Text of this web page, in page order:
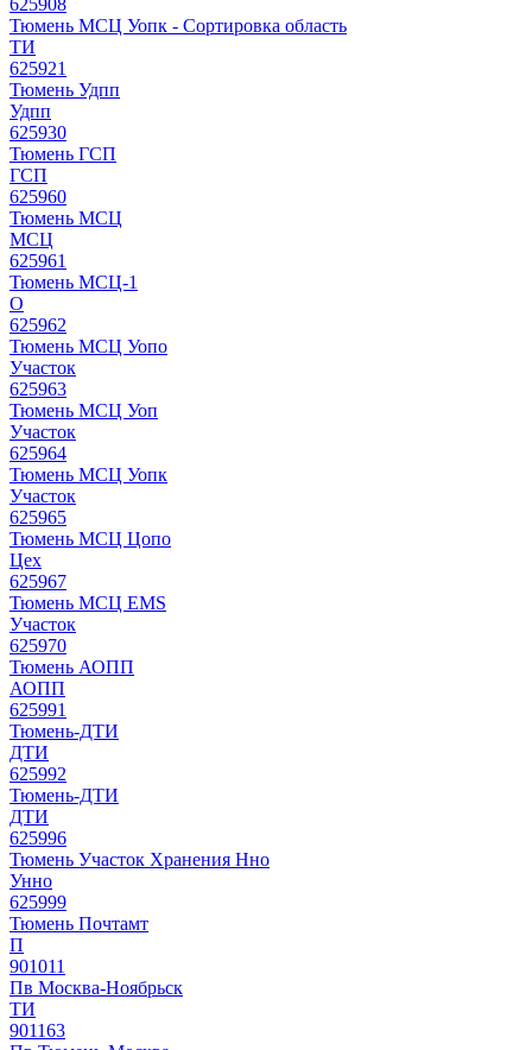
Тюмень МСЦ Уопк - Сортировка область
ТИ
625921
Тюмень Удпп
Удпп
625930
Тюмень ГСП
ГСП
625960
Тюмень МСЦ
МСЦ
625961
Тюмень МСЦ-1
О
625962
Тюмень МСЦ Уопо
Участок
625963
Тюмень МСЦ Уоп
Участок
625964
Тюмень МСЦ Уопк
Участок
625965
Тюмень МСЦ Цопо
Цех
625967
Тюмень МСЦ EMS
Участок
625970
Тюмень АОПП
АОПП
625991
Тюмень-ДТИ
ДТИ
625992
Тюмень-ДТИ
ДТИ
625996
Тюмень Участок Хранения Нно
Унно
625999
Тюмень Почтамт
П
901011
Пв Москва-Ноябрьск
ТИ
901163